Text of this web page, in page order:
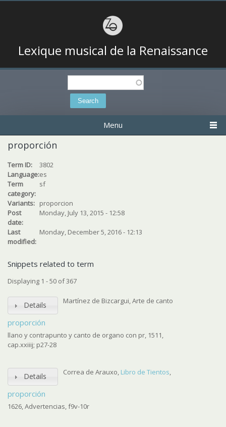
Lexique musical de la Renaissance
Search
Menu
proporción
Term ID:
3802
Language:es
Term
category:
sf
Variants: proporcion
Post
date:
Monday, July 13, 2015 - 12:58
Last
modified:
Monday, December 5, 2016 - 12:13
Snippets related to term
Displaying 1 - 50 of 367
Details
proporción
Martínez de Bizcargui, Arte de canto
llano y contrapunto y canto de organo con pr, 1511,
cap.xxiiij; p27-28
Details
proporción
Correa de Arauxo, Libro de Tientos,
1626, Advertencias, f9v-10r